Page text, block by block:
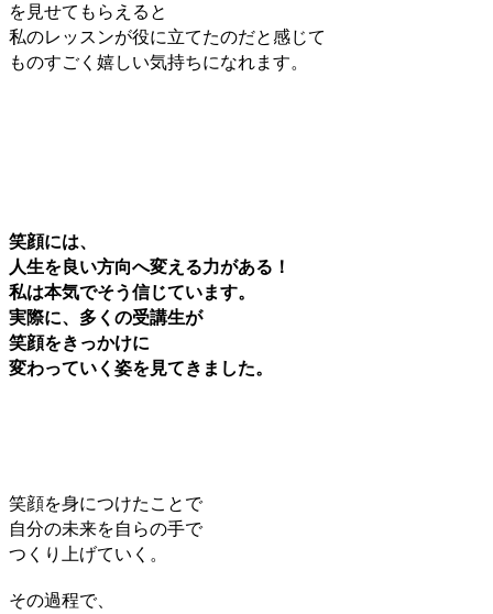
を見せてもらえると
私のレッスンが役に立てたのだと感じて
ものすごく嬉しい気持ちになれます。
笑顔には、
人生を良い方向へ変える力がある！
私は本気でそう信じています。
実際に、多くの受講生が
笑顔をきっかけに
変わっていく姿を見てきました。
笑顔を身につけたことで
自分の未来を自らの手で
つくり上げていく。
その過程で、